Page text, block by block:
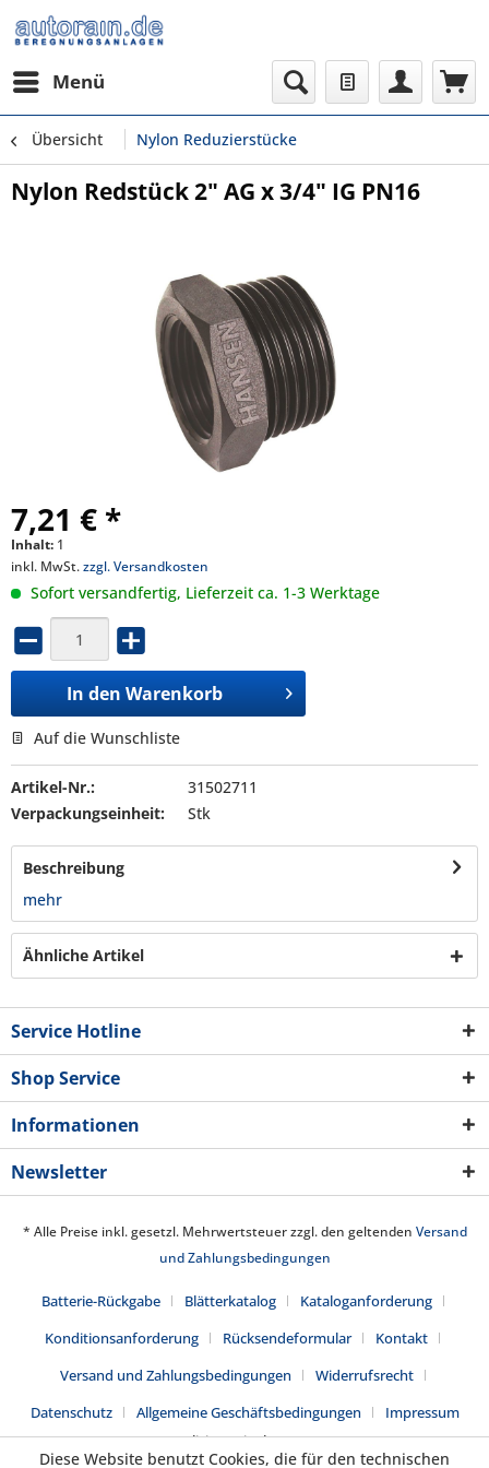
Menü
Übersicht Nylon Reduzierstücke
Nylon Redstück 2" AG x 3/4" IG PN16
7,21 € *
Inhalt: 1
inkl. MwSt.zzgl. Versandkosten
Sofort versandfertig, Lieferzeit ca. 1-3 Werktage
In den Warenkorb
Auf die Wunschliste
Artikel-Nr.:
31502711
Verpackungseinheit:
Stk
Beschreibung
mehr
Ähnliche Artikel
Service Hotline
Shop Service
Informationen
Newsletter
* Alle Preise inkl. gesetzl. Mehrwertsteuer zzgl. den geltenden Versand
und Zahlungsbedingungen
Batterie-Rückgabe Blätterkatalog
Kataloganforderung
Konditionsanforderung
Rücksendeformular
Kontakt
Versand und Zahlungsbedingungen
Widerrufsrecht
Datenschutz
Allgemeine Geschäftsbedingungen
Impressum
Realisiert mit Shopware
Diese Website benutzt Cookies, die für den technischen